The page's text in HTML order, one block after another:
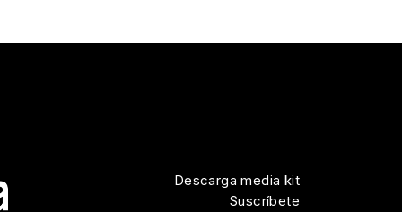
Descarga media kit
Suscríbete